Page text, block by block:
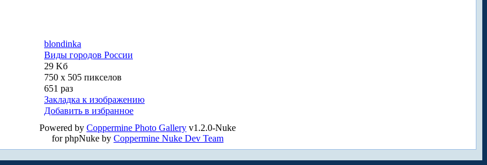
blondinka
Виды городов России
29 Kб
750 x 505 пикселов
651 раз
Закладка к изображению
Добавить в избранное
Powered by Coppermine Photo Gallery v1.2.0-Nuke
for phpNuke by Coppermine Nuke Dev Team